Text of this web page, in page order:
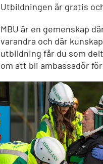
Utbildningen är gratis
MBU är en gemenskap
varandra och där
utbildning får du som
om att bli ambassadör